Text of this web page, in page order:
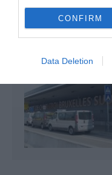
CONFIRM
Data Deletion